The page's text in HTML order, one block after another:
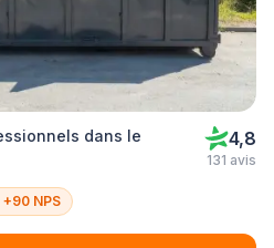
dans le
4,8
131 avis
+90 NPS